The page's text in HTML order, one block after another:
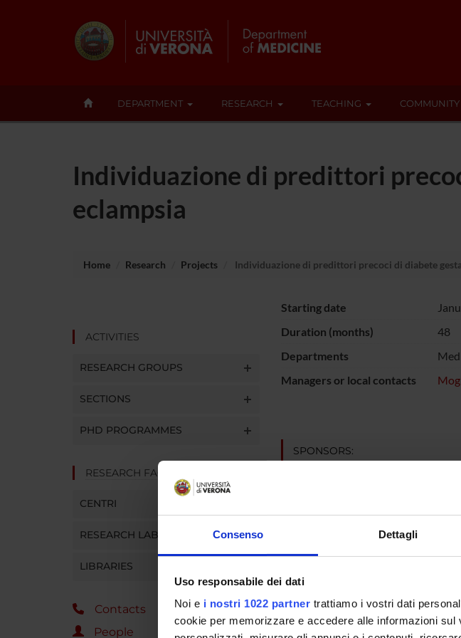
Consenso Dettagli
Uso responsabile dei dati
Noi e i nostri 1022 partner trattiamo i vostri dati
cookie per memorizzare e accedere alle informazioni
DEPARTMENT RESEARCH TEACHING
Individuazione di predittori
eclampsia
Home Research Projects Individuazione di predittori precoci di diabete
ACTIVITIES
RESEARCH GROUPS
SECTIONS
PHD PROGRAMMES
RESEARCH FACILITIES
CENTRI
RESEARCH LABORATORIES
LIBRARIES
Contacts
People
Starting date
Duration (months)
48
Departments
Managers or local contacts
SPONSORS:
Elisabetta Bacchi
Franca Bettinazzi